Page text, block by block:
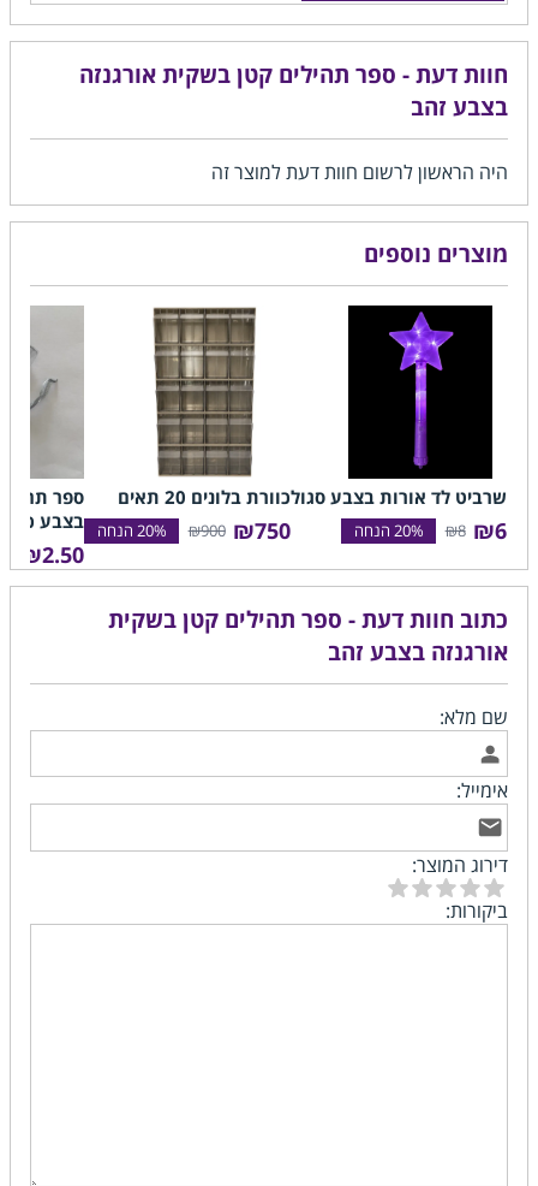
חוות דעת - ספר תהילים קטן בשקית אורגנזה
בצבע זהב
היה הראשון לרשום חוות דעת למוצר זה
כתוב חוות דעת - ספר תהילים קטן בשקית
אורגנזה בצבע זהב
שם מלא:
אימייל:
דירוג המוצר:
ביקורות:
מוצרים נוספים
שרביט לד אורות בצבע סגול
₪6
₪8
כוורת בלונים 20 תאים
₪750
₪900
ספר
בצבע כסף
₪2.50